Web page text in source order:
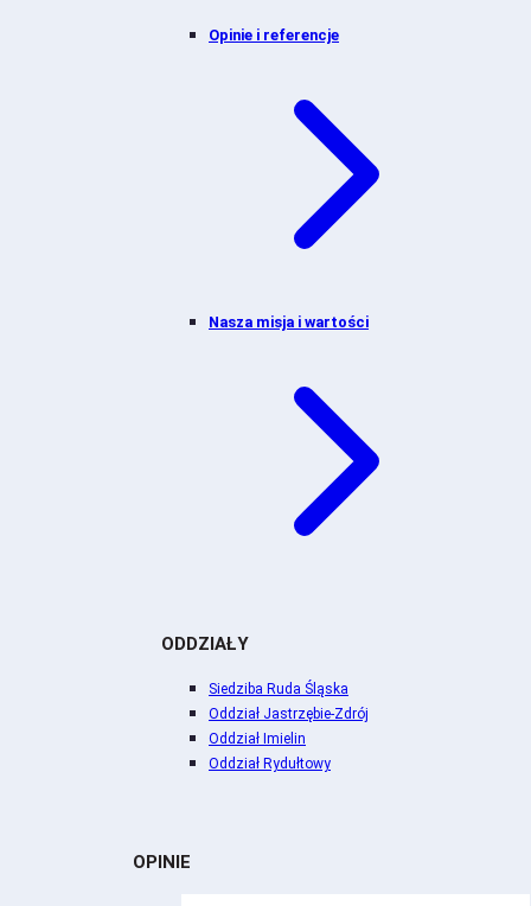
Opinie i referencje
Nasza misja i wartości
ODDZIAŁY
Siedziba Ruda Śląska
Oddział Jastrzębie-Zdrój
Oddział Imielin
Oddział Rydułtowy
OPINIE